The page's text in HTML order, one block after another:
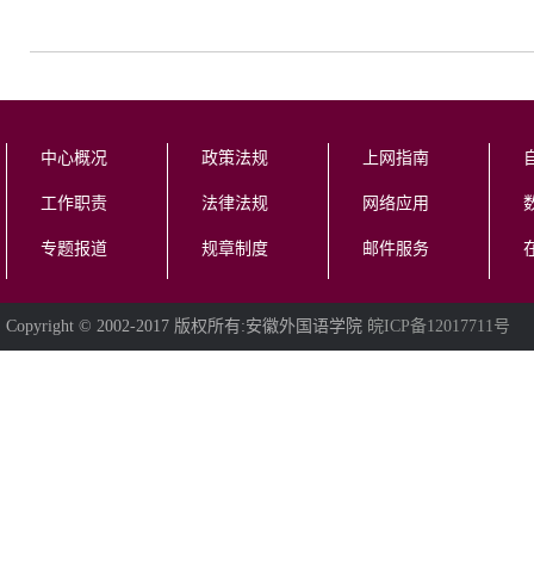
中心概况
工作职责
专题报道
政策法规
法律法规
规章制度
上网指南
网络应用
邮件服务
Copyright © 2002-2017 版权所有:安徽外国语学院 皖ICP备12017711号